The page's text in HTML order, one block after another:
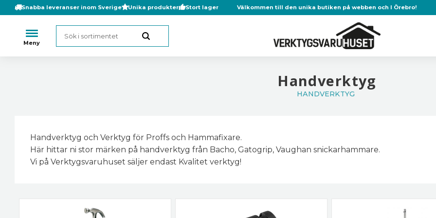
Snabba leveranser inom Sverige Unika produkter Stort lager Välkommen till den unika butiken på webben och I Örebro!
Handverktyg
HANDVERKTYG
Handverktyg och Verktyg för Proffs och Hammafixare.
Här hittar ni stor märken på handverktyg från Bacho, Gatogrip, Vaughan snickarhammare.
Vi på Verktygsvaruhuset säljer endast Kvalitet verktyg!